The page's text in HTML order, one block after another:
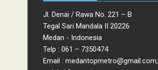
Jl. Denai / Rawa No. 221 – B
Tegal Sari Mandala II 20226
Medan - Indonesia
Telp : 061 – 7350474
Email : medantopmetro@gmail.com,